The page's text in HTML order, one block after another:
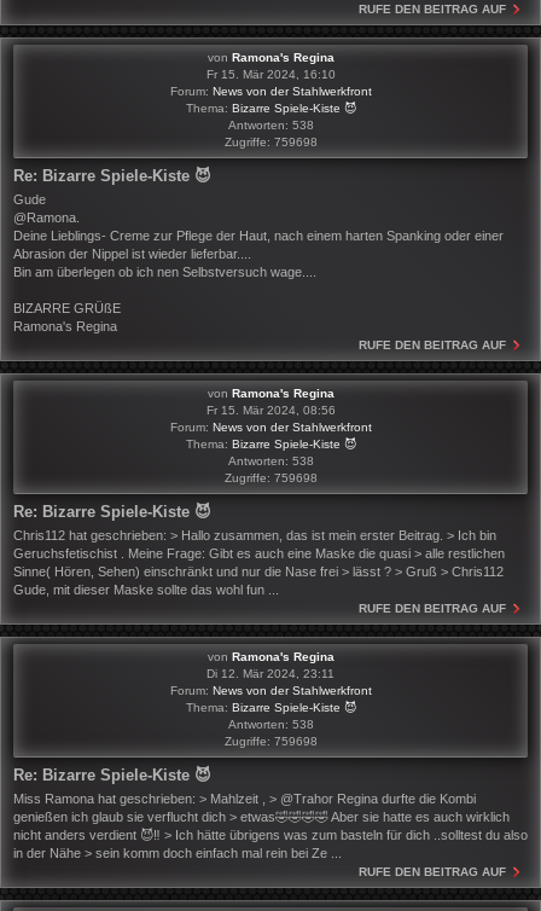
RUFE DEN BEITRAG AUF
von Ramona's Regina
Fr 15. Mär 2024, 16:10
Forum: News von der Stahlwerkfront
Thema: Bizarre Spiele-Kiste 😈
Antworten: 538
Zugriffe: 759698
Re: Bizarre Spiele-Kiste 😈
Gude
@Ramona.
Deine Lieblings- Creme zur Pflege der Haut, nach einem harten Spanking oder einer
Abrasion der Nippel ist wieder lieferbar....
Bin am überlegen ob ich nen Selbstversuch wage....
BIZARRE GRÜßE
Ramona's Regina
RUFE DEN BEITRAG AUF
von Ramona's Regina
Fr 15. Mär 2024, 08:56
Forum: News von der Stahlwerkfront
Thema: Bizarre Spiele-Kiste 😈
Antworten: 538
Zugriffe: 759698
Re: Bizarre Spiele-Kiste 😈
Chris112 hat geschrieben: > Hallo zusammen, das ist mein erster Beitrag. > Ich bin
Geruchsfetischist . Meine Frage: Gibt es auch eine Maske die quasi > alle restlichen
Sinne( Hören, Sehen) einschränkt und nur die Nase frei > lässt ? > Gruß > Chris112
Gude, mit dieser Maske sollte das wohl fun ...
RUFE DEN BEITRAG AUF
von Ramona's Regina
Di 12. Mär 2024, 23:11
Forum: News von der Stahlwerkfront
Thema: Bizarre Spiele-Kiste 😈
Antworten: 538
Zugriffe: 759698
Re: Bizarre Spiele-Kiste 😈
Miss Ramona hat geschrieben: > Mahlzeit , > @Trahor Regina durfte die Kombi
genießen ich glaub sie verflucht dich > etwas🤣🤣🤣🤣 Aber sie hatte es auch wirklich
nicht anders verdient 😈‼️ > Ich hätte übrigens was zum basteln für dich ..solltest du also
in der Nähe > sein komm doch einfach mal rein bei Ze ...
RUFE DEN BEITRAG AUF